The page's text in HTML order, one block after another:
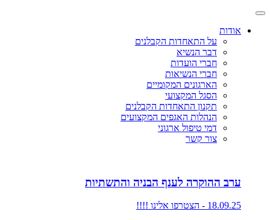
אודות
על התאחדות הקבלנים
דבר הנשיא
חברי הועדות
חברי הנשיאות
הארגונים המקומיים
הסגל המקצועי
תקנון התאחדות הקבלנים
הנהלות האגפים המקצועים
דמי טיפול ארגוני
צור קשר
ערב ההוקרה לענף הבניה והתשתיות
18.09.25 - הצטרפו אלינו !!!!